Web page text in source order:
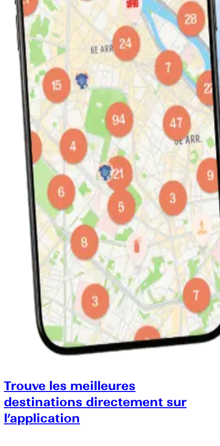
Trouve les meilleures
destinations directement sur
l’application